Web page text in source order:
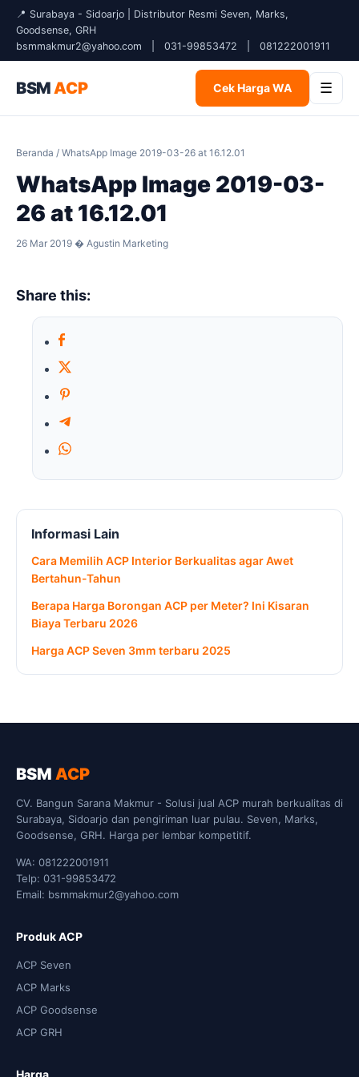
📍 Surabaya - Sidoarjo | Distributor Resmi Seven, Marks,
Goodsense, GRH
bsmmakmur2@yahoo.com
031-99853472 081222001911
BSMACP Cek Harga WA ☰
Beranda / WhatsApp Image 2019-03-26 at 16.12.01
WhatsApp Image 2019-03-
26 at 16.12.01
26 Mar 2019 � Agustin Marketing
Share this:
Informasi Lain
Cara Memilih ACP Interior Berkualitas agar Awet
Bertahun-Tahun
Berapa Harga Borongan ACP per Meter? Ini Kisaran
Biaya Terbaru 2026
Harga ACP Seven 3mm terbaru 2025
BSM ACP
CV. Bangun Sarana Makmur - Solusi jual ACP murah berkualitas di
Surabaya, Sidoarjo dan pengiriman luar pulau. Seven, Marks,
Goodsense, GRH. Harga per lembar kompetitif.
WA: 081222001911
Telp: 031-99853472
Email: bsmmakmur2@yahoo.com
Produk ACP
ACP Seven
ACP Marks
ACP Goodsense
ACP GRH
Harga